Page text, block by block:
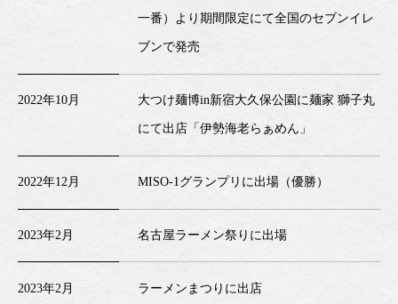
一番）より期間限定にて全国のセブンイレ
ブンで発売
2022年10月 大つけ麺博in新宿大久保公園に麺家 獅子丸
にて出店「伊勢海老らぁめん」
2022年12月 MISO-1グランプリに出場（優勝）
2023年2月 名古屋ラーメン祭りに出場
2023年2月 ラーメンまつりに出店